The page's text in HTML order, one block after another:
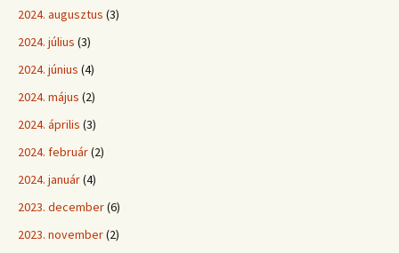
2024. augusztus (3)
2024. július (3)
2024. június (4)
2024. május (2)
2024. április (3)
2024. február(2)
2024. január(4)
2023. december(6)
2023. november(2)